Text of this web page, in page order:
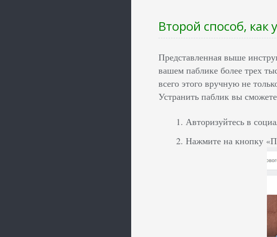
Второй способ, как
Представленная выше
вашем паблике более трех
всего этого вручную не
Устранить паблик вы
Авторизуйтесь в
Нажмите на кнопку